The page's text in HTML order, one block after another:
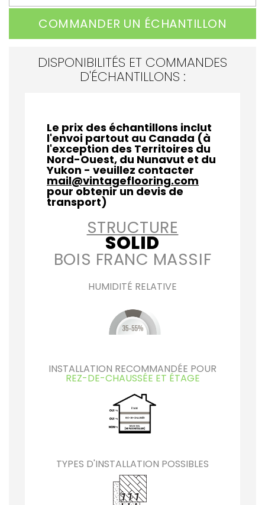
COMMANDER UN ÉCHANTILLON
DISPONIBILITÉS ET COMMANDES
D'ÉCHANTILLONS :
Le prix des échantillons inclut
l'envoi partout au Canada (à
l'exception des Territoires du
Nord-Ouest, du Nunavut et du
Yukon - veuillez contacter
mail@vintageflooring.com
pour obtenir un devis de
transport)
STRUCTURE
SOLID
BOIS FRANC MASSIF
HUMIDITÉ RELATIVE
INSTALLATION RECOMMANDÉE POUR
REZ-DE-CHAUSSÉE ET ÉTAGE
TYPES D'INSTALLATION POSSIBLES